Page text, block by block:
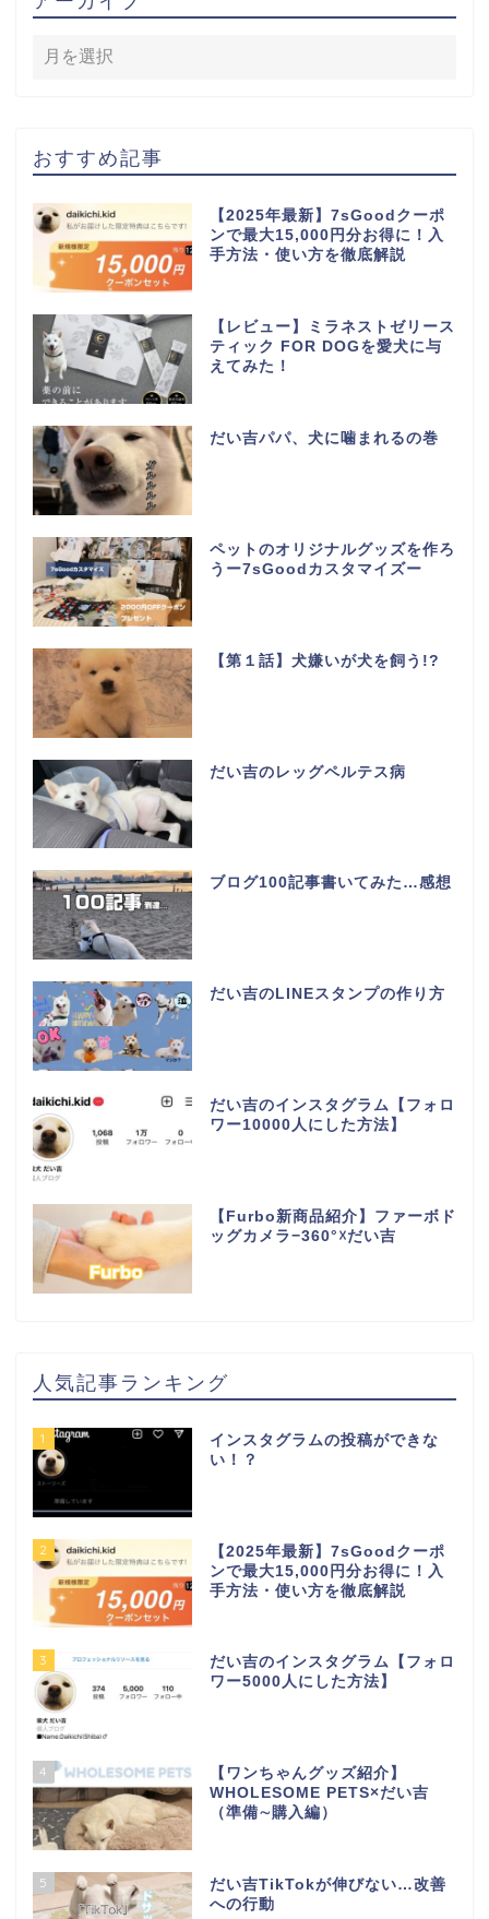
おすすめ記事
【2025年最新】7sGoodクーポ
ンで最大15,000円分お得に！入
手方法・使い方を徹底解説
【レビュー】ミラネストゼリース
ティック FOR DOGを愛犬に与
えてみた！
だい吉パパ、犬に噛まれるの巻
ペットのオリジナルグッズを作ろ
うー7sGoodカスタマイズー
【第１話】犬嫌いが犬を飼う!?
だい吉のレッグペルテス病
ブログ100記事書いてみた…感想
だい吉のLINEスタンプの作り方
だい吉のインスタグラム【フォロ
ワー10000人にした方法】
【Furbo新商品紹介】ファーボド
ッグカメラ−360°☓だい吉
人気記事ランキング
1
インスタグラムの投稿ができな
い！？
2
【2025年最新】7sGoodクーポ
ンで最大15,000円分お得に！入
手方法・使い方を徹底解説
3
だい吉のインスタグラム【フォロ
ワー5000人にした方法】
4
【ワンちゃんグッズ紹介】
WHOLESOME PETS×だい吉
（準備∼購入編）
5
だい吉TikTokが伸びない…改善
への行動